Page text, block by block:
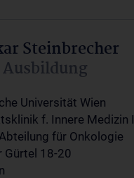
Steinbrecher
Universität Wien
f. Innere Medizin I
für Onkologie
Gürtel 18-20